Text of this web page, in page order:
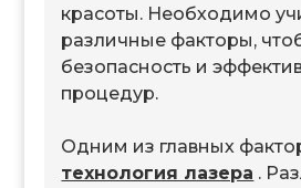
красоты. Необходимо
различные факторы,
безопасность и
процедур.
Одним из главных
технология лазера .